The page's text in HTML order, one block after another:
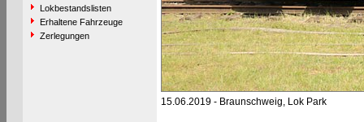
Lokbestandslisten
Erhaltene Fahrzeuge
Zerlegungen
15.06.2019 - Braunschweig, Lok Park